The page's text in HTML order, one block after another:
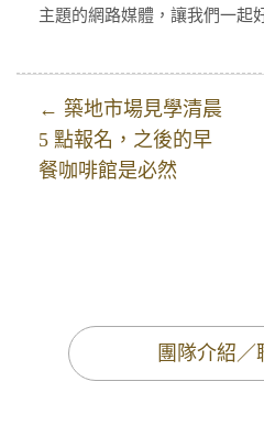
主題的網路媒體，讓我們一起
← 築地市場見學清晨
5 點報名，之後的早
餐咖啡館是必然
團隊介紹／